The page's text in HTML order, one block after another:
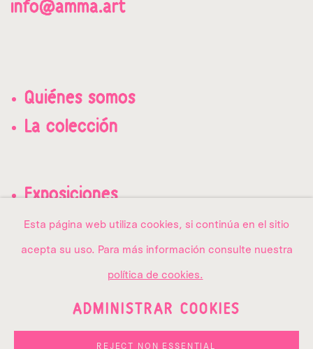
info@amma.art
Quiénes somos
La colección
Exposiciones
Contacto
PRIVACY POLICY ADMINISTRAR COOKIES
COPYRIGHT © 2026 AMMA
Esta página web utiliza cookies, si continúa en el sitio
acepta su uso. Para más información consulte nuestra
política de cookies.
ADMINISTRAR COOKIES
REJECT NON ESSENTIAL